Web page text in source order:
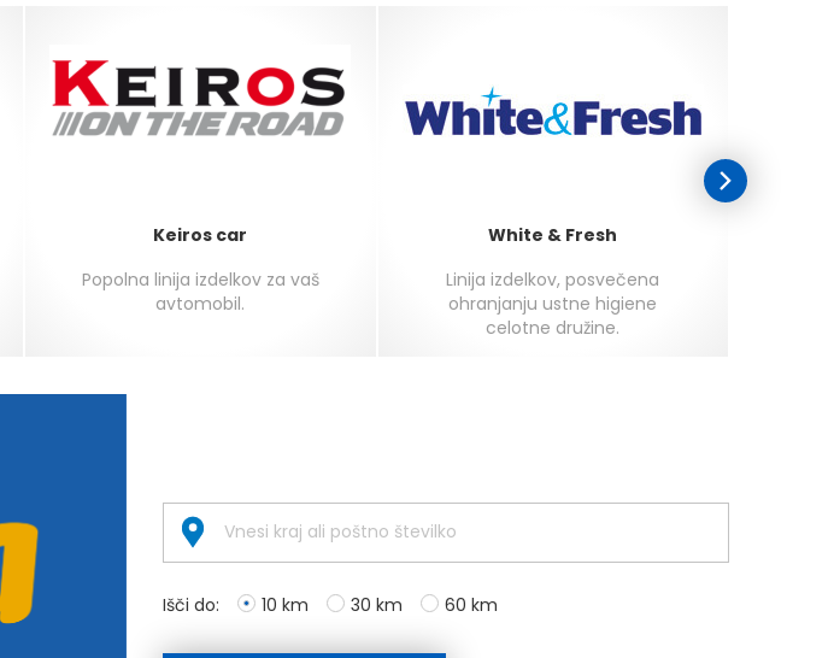
Keiros car
Popolna linija izdelkov za vaš
avtomobil.
White & Fresh
Linija izdelkov, posvečena
ohranjanju ustne higiene
celotne družine.
Išči do: 10 km 30 km 60 km